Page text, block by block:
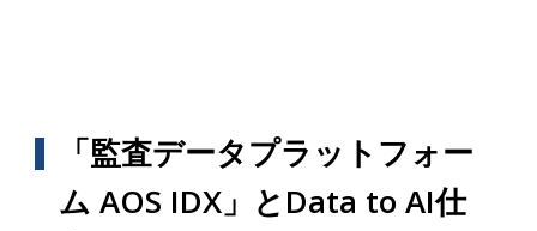
「監査データプラットフォー
ム AOS IDX」とData to AI仕